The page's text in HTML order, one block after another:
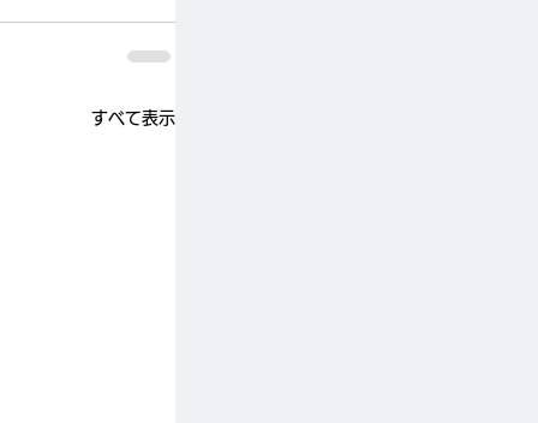
すべて表示